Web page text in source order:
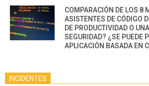
COMPARACIÓN DE LOS 8
ASISTENTES DE CÓDIGO
DE PRODUCTIVIDAD O
SEGURIDAD? ¿SE PUEDE
APLICACIÓN BASADA EN
INCIDENTES